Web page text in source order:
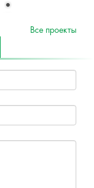
Все проекты